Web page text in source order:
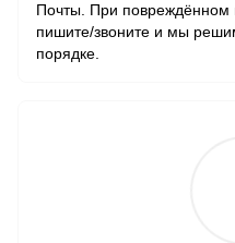
Почты. При повреждённом
пишите/звоните и мы
порядке.